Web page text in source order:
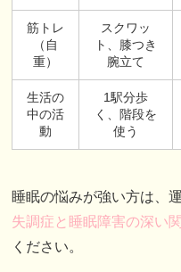
筋トレ
（自
重）
スクワッ
ト、膝つき
腕立て
生活の
中の活
動
1駅分歩
く、階段を
使う
睡眠の悩みが強い方は、
失調症と睡眠障害の深い
ください。